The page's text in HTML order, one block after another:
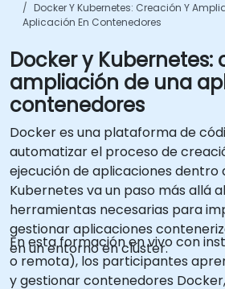
Docker Y Kubernetes: Creación Y
Aplicación En Contenedores
Docker y Kubernetes:
ampliación de una
contenedores
Docker es una plataforma de
automatizar el proceso de
ejecución de aplicaciones dentro
Kubernetes va un paso más allá
herramientas necesarias para
gestionar aplicaciones
en un entorno en clúster.
En esta formación en vivo con
o remota), los participantes
y gestionar contenedores